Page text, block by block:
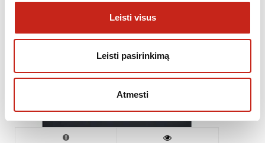
Leisti visus
Leisti pasirinkimą
Atmesti